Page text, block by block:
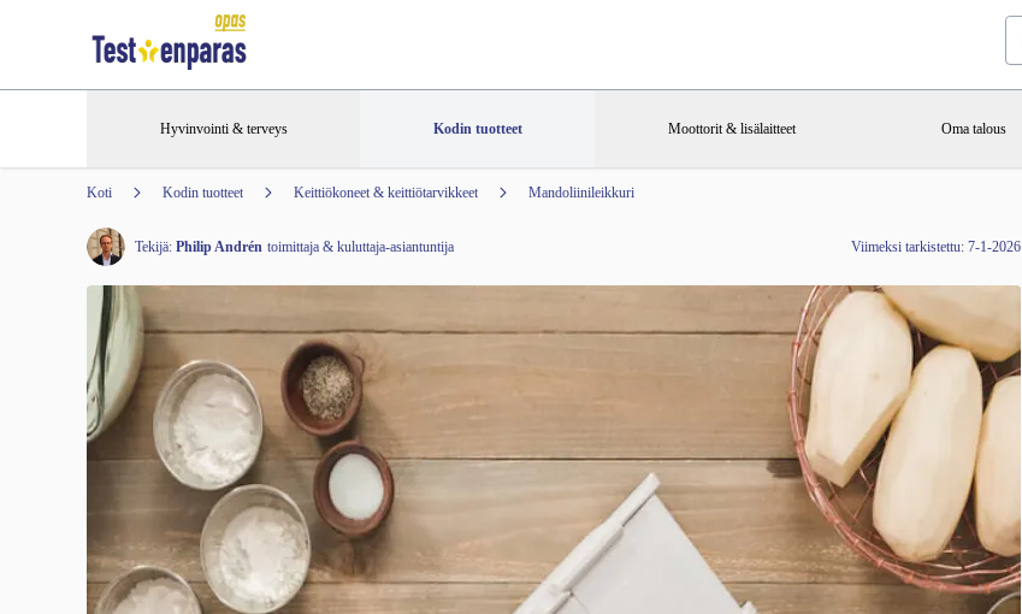
Hyvinvointi & terveys Kodin tuotteet Moottorit & lisälaitteet Oma talous
Koti Kodin tuotteet Keittiökoneet & keittiötarvikkeet Mandoliinileikkuri
Tekijä: Philip Andrén toimittaja & kuluttaja-asiantuntija Viimeksi tarkistettu: 7-1-2026